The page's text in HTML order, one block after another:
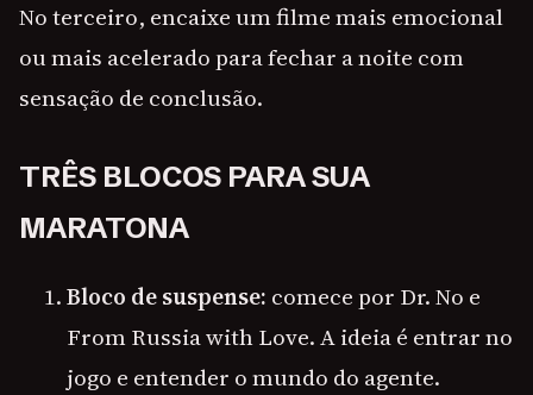
No terceiro, encaixe um filme mais emocional
ou mais acelerado para fechar a noite com
sensação de conclusão.
TRÊS BLOCOS PARA SUA
MARATONA
Bloco de suspense: comece por Dr. No e
From Russia with Love. A ideia é entrar no
jogo e entender o mundo do agente.